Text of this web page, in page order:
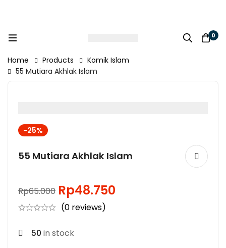
0
Home Products
Komik Islam
55 Mutiara Akhlak Islam
-25%
55 Mutiara Akhlak Islam
Rp65.000 Rp48.750
(0 reviews)
50 in stock